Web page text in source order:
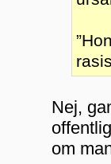
Nej,
om